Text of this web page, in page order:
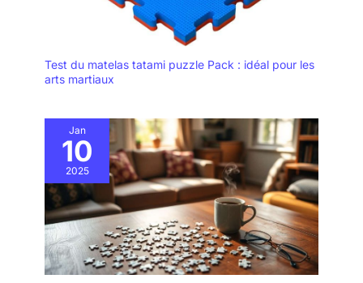
Test du matelas tatami puzzle Pack : idéal pour les
arts martiaux
Jan
10
2025